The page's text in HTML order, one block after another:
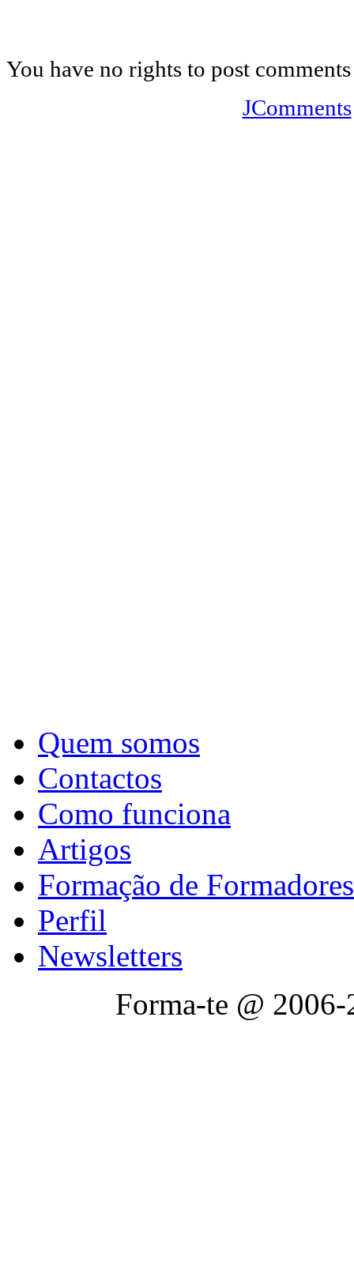
You have no rights to post comments
JComments
Quem somos
Contactos
Como funciona
Artigos
Formação de Formadores
Perfil
Newsletters
Forma-te @